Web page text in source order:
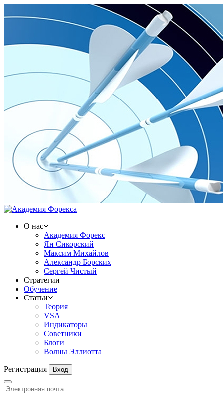
О нас
Академия Форекс
Ян Сикорский
Максим Михайлов
Александр Борских
Сергей Чистый
Стратегии
Обучение
Статьи
Теория
VSA
Индикаторы
Советники
Блоги
Волны Эллиотта
Регистрация Вход